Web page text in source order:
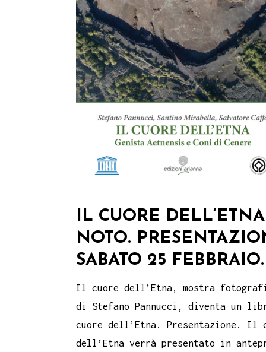
IL CUORE
NOTO.
SABATO 25 FEBBRAIO.
Il cuore dell’Etna, mostra
di Stefano Pannucci, diventa un
cuore dell’Etna. Presentazione. Il
dell’Etna verrà presentato in